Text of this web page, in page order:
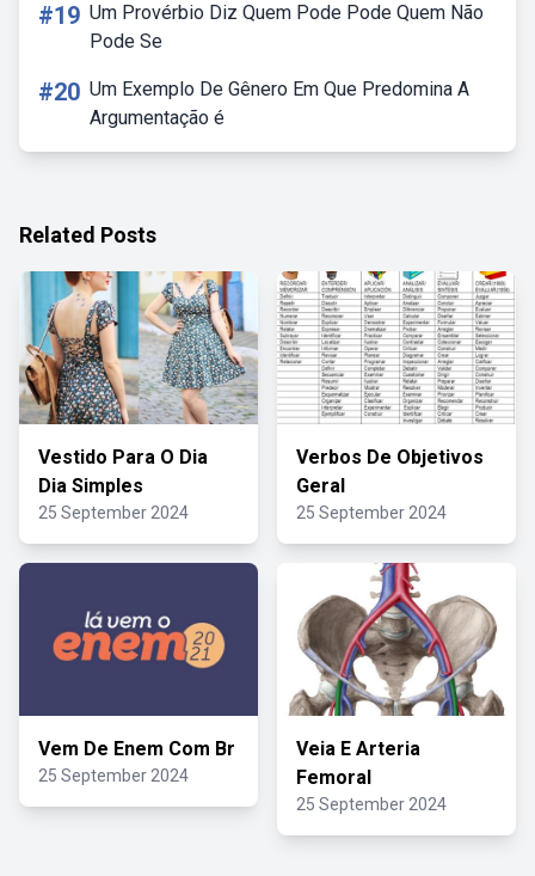
#19 Um Provérbio Diz Quem Pode Pode Quem Não
Pode Se
#20 Um Exemplo De Gênero Em Que Predomina A
Argumentação é
Related Posts
Vestido Para O Dia
Dia Simples
25 September 2024
Verbos De Objetivos
Geral
25 September 2024
Vem De Enem Com Br
25 September 2024
Veia E Arteria
Femoral
25 September 2024